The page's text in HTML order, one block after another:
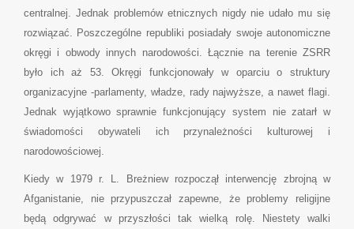
centralnej. Jednak problemów etnicznych nigdy nie udało mu się
rozwiązać. Poszczególne republiki posiadały swoje autonomiczne
okręgi i obwody innych narodowości. Łącznie na terenie ZSRR
było ich aż 53. Okręgi funkcjonowały w oparciu o struktury
organizacyjne -parlamenty, władze, rady najwyższe, a nawet flagi.
Jednak wyjątkowo sprawnie funkcjonujący system nie zatarł w
świadomości obywateli ich przynależności kulturowej i
narodowościowej.
Kiedy w 1979 r. L. Breżniew rozpoczął interwencję zbrojną w
Afganistanie, nie przypuszczał zapewne, że problemy religijne
będą odgrywać w przyszłości tak wielką rolę. Niestety walki